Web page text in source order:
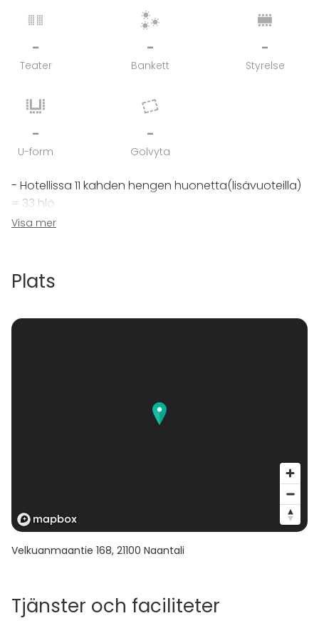
-
Teater
-
Bankett
-
Styrelse
-
U-form
-
Golvyta
- Hotellissa 11 kahden hengen huonetta(lisävuoteilla)
= 33 hlö
- Aittamajoituksessa neljä kahden hengen
- Ravintola Korkki = 50 hlö
- Päärakennuksen sali = 20 hlö
- Kalliosauna = 15 hlö
Visa mer
Plats
Velkuanmaantie 168, 21100 Naantali
Tjänster och faciliteter